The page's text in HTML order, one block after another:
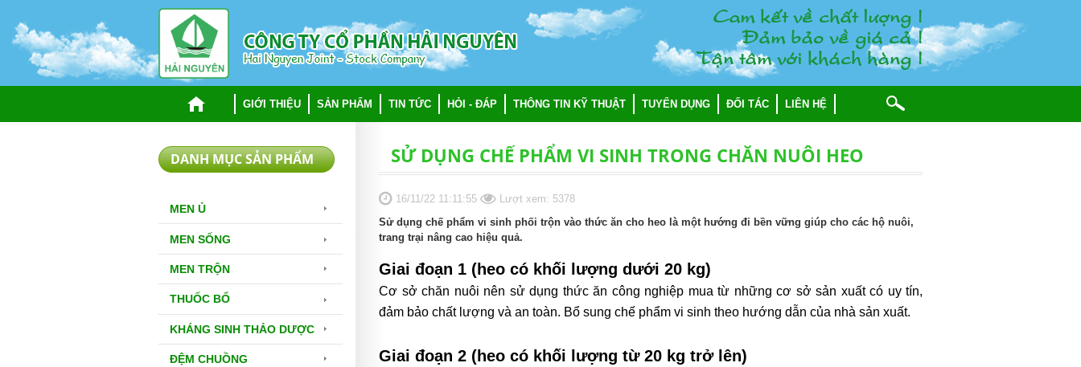
nội
Cam keát veà chaát löôïng !
Ñaûm baûo veà giaù caû !
Taän taâm vôùi khaùch haøng !
TRANG CHỦ GIỚI THIỆU SẢN PHẨM TIN TỨC HỎI - ĐÁP THÔNG TIN KỸ THUẬT TUYỂN DỤNG ĐỐI TÁC LIÊN HỆ
DANH MỤC SẢN PHẨM
MEN Ủ
MEN SỐNG
MEN TRỘN
THUỐC BỔ
KHÁNG SINH THẢO DƯỢC
ĐỆM CHUỒNG
SỬ DỤNG CHẾ PHẨM VI SINH TRONG CHĂN NUÔI HEO
16/11/22 11:11:55
Lượt xem: 5378
Sử dụng chế phẩm vi sinh phối trộn vào thức ăn cho heo là một hướng đi bền vững giúp cho các hộ nuôi,
trang trại nâng cao hiệu quả.
Giai đoạn 1 (heo có khối lượng dưới 20 kg)
Cơ sở chăn nuôi nên sử dụng thức ăn công nghiệp mua từ những cơ sở sản xuất có uy tín,
đảm bảo chất lượng và an toàn. Bổ sung chế phẩm vi sinh theo hướng dẫn của nhà sản xuất.
Giai đoạn 2 (heo có khối lượng từ 20 kg trở lên)